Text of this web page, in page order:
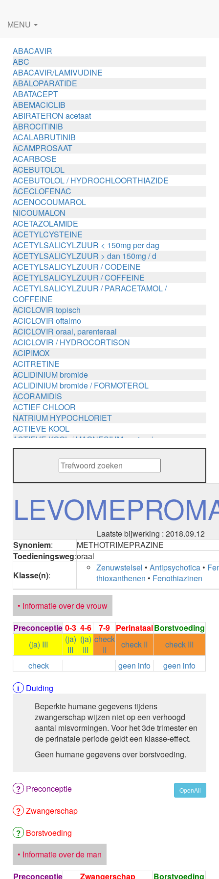
MENU
ABACAVIR
ABC
ABACAVIR/LAMIVUDINE
ABALOPARATIDE
ABATACEPT
ABEMACICLIB
ABIRATERON acetaat
ABROCITINIB
ACALABRUTINIB
ACAMPROSAAT
ACARBOSE
ACEBUTOLOL
ACEBUTOLOL / HYDROCHLOORTHIAZIDE
ACECLOFENAC
ACENOCOUMAROL
NICOUMALON
ACETAZOLAMIDE
ACETYLCYSTEINE
ACETYLSALICYLZUUR < 150mg per dag
ACETYLSALICYLZUUR > dan 150mg / d
ACETYLSALICYLZUUR / CODEINE
ACETYLSALICYLZUUR / COFFEINE
ACETYLSALICYLZUUR / PARACETAMOL /
COFFEINE
ACICLOVIR topisch
ACICLOVIR oftalmo
ACICLOVIR oraal, parenteraal
ACICLOVIR / HYDROCORTISON
ACIPIMOX
ACITRETINE
ACLIDINIUM bromide
ACLIDINIUM bromide / FORMOTEROL
ACORAMIDIS
ACTIEF CHLOOR
NATRIUM HYPOCHLORIET
ACTIEVE KOOL
ACTIEVE KOOL / MAGNESIUM zouten /
METHENAMINE
ADALIMUMAB
ADAPALEEN
ADAPALEEN / BENZOYLPEROXIDE
ADENOSINE
AESCINE
AFLIBERCEPT parenteraal
AFLIBERCEPT intravitreaal
AGALSIDASE bèta
AGOMELATINE
ALBIGLUTIDE
ALBUTREPENONACOG ALFA
Stollingsfactor IX; Factor IX
ALCOHOL
ETHANOL
ALECTINIB
ALEMTUZUMAB
ALENDRONAAT/VIT D3
ALFA-1-PROTEINASEREMMER humaan
ALFENTANYL HCl
ALFUZOSINE
ALGELDRAAT
ALGELDRAAT / MAGNESIUM HYDROXYDE
CARBONAAT
ALGINEZUUR
ALGLUCOSIDASE alfa
ALIROCUMAB
ALITRETINOINE
ALIZAPRIDE
ALLOPURINOL
ALMOTRIPTAN
ALOGLIPTINE benzoaat
Laatste bijwerking : 2018.09.12
Synoniem:
METHOTRIMEPRAZINE
Toedieningsweg:oraal
Klasse(n):
Zenuwstelsel •Antipsychotica •
thioxanthenen • Fenothiazinen
• Informatie over de vrouw
Preconceptie 0-3 4-6 7-9 PerinataalBorstvoeding
(ja) III
(ja)
III
(ja)
III
check
II
check II
check III
check
geen info
geen info
Duiding
Beperkte humane gegevens tijdens
zwangerschap wijzen niet op een verhoogd
aantal misvormingen. Voor het 3de trimester en
de perinatale periode geldt een klasse-effect.
Geen humane gegevens over borstvoeding.
OpenAll
Preconceptie
Zwangerschap
Borstvoeding
• Informatie over de man
Preconceptie
Zwangerschap
Borstvoeding